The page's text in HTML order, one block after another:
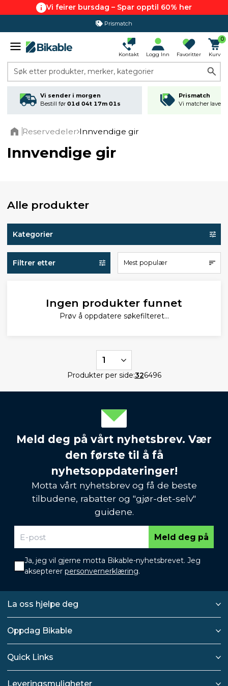
Vi feirer bursdag – Spar opptil 60% her
Prismatch
Kontakt Logg Inn Favoritter
0
Kurv
Søk etter produkter, merker, kategorier
Vi sender i morgen
Bestill før 01d 04t 17m 01s
Prismatch
Vi matcher
Reservedeler Innvendige gir
Innvendige gir
Alle produkter
Kategorier
Filtrer etter Mest populær
Ingen produkter funnet
Prøv å oppdatere søkefilteret...
1
Produkter per side:326496
Meld deg på vårt nyhetsbrev. Vær
den første til å få
nyhetsoppdateringer!
Motta vårt nyhetsbrev og få de beste
tilbudene, rabatter og "gjør-det-selv"
guidene.
Meld deg på
Ja, jeg vil gjerne motta Bikable-nyhetsbrevet. Jeg
aksepterer personvernerklæring.
La oss hjelpe deg
Oppdag Bikable
Quick Links
Leveringsmuligheter